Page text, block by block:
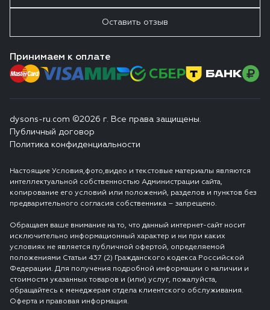
Оставить отзыв
Принимаем к оплате
dysons-ru.com ©2026 г. Все права защищены.
Публичный договор
Политика конфиденциальности
Настоящие Условия,фото,видео и текстовые материалы являются
интеллектуальной собственностью Администрации сайта,
копирование его условий или положений, разделов и пунктов без
предварительного согласия собственника – запрещено.
Обращаем ваше внимание на то, что данный интернет-сайт носит
исключительно информационный характер и ни при каких
условиях не является публичной офертой, определяемой
положениями Статьи 437 (2) Гражданского кодекса Российской
Федерации. Для получения подробной информации о наличии и
стоимости указанных товаров и (или) услуг, пожалуйста,
обращайтесь к менеджерам отдела клиентского обслуживания.
Оферта и правовая информация.